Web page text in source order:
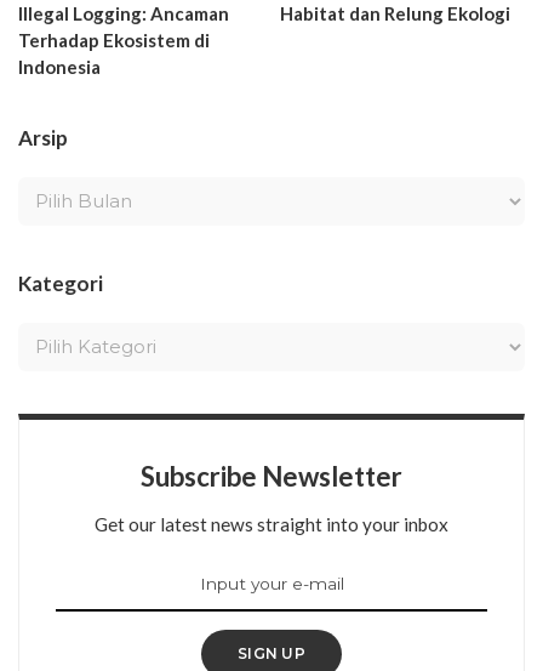
Illegal Logging: Ancaman
Terhadap Ekosistem di
Indonesia
Habitat dan Relung Ekologi
Arsip
Kategori
Subscribe Newsletter
Get our latest news straight into your inbox
SIGN UP